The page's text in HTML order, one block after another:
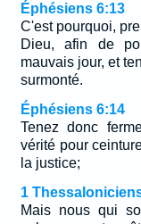
Éphésiens 6:13
C'est pourquoi,
Dieu, afin de
mauvais jour, et
surmonté.
Éphésiens 6:14
Tenez donc
vérité pour
la justice;
1
Mais nous qui